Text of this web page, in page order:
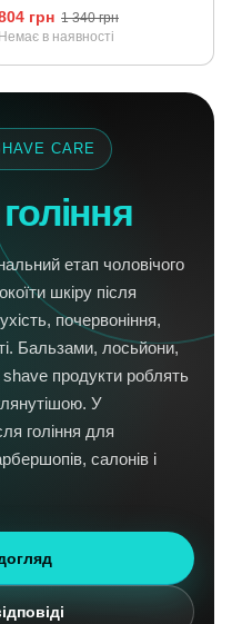
Green Line 400 мл
грн 1 340 грн
Немає в наявності
CARE
етап чоловічого
шкіру після
почервоніння,
Бальзами, лосьйони,
shave продукти роблять
У
гоління для
салонів і